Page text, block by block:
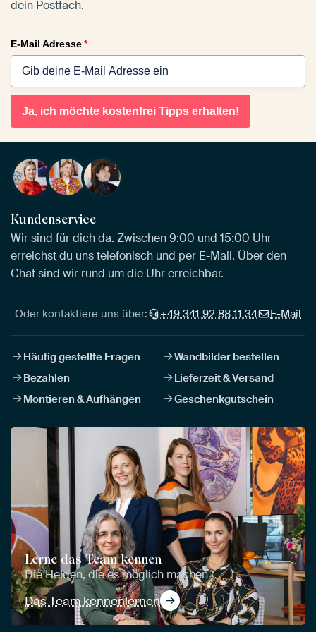
dein Postfach.
E-Mail Adresse*
Ja, ich möchte kostenfrei Tipps erhalten!
Kundenservice
Wir sind für dich da. Zwischen 9:00 und 15:00 Uhr
erreichst du uns telefonisch und per E-Mail. Über den
Chat sind wir rund um die Uhr erreichbar.
Oder kontaktiere uns über: +49 341 92 88 11 34 E-Mail
Häufig gestellte Fragen
Wandbilder bestellen
Bezahlen
Lieferzeit & Versand
Montieren & Aufhängen
Geschenkgutschein
Lerne das Team kennen
Die Helden, die es möglich machen
Das Team kennenlernen